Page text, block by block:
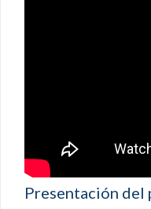
Presentación del